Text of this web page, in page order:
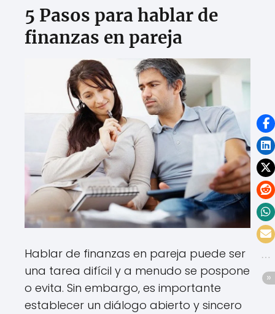
5 Pasos para hablar de
finanzas en pareja
Hablar de finanzas en pareja puede ser
una tarea difícil y a menudo se pospone
o evita. Sin embargo, es importante
establecer un diálogo abierto y sincero